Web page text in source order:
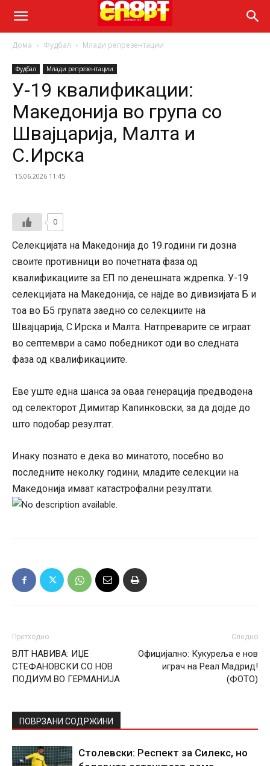
Дома Фудбал Млади репрезентации
Фудбал Млади репрезентации
У-19 квалификации:
Македонија во група со
Швајцарија, Малта и
С.Ирска
15.06.2026 11:45
0
Селекцијата на Македонија до 19.години ги дозна
своите противници во почетната фаза од
квалификациите за ЕП по денешната ждрепка. У-19
селекцијата на Македонија, се најде во дивизијата Б и
тоа во Б5 групата заедно со селекциите на
Швајцарија, С.Ирска и Малта. Натпреварите се играат
во септември а само победникот оди во следната
фаза од квалификациите.
Еве уште една шанса за оваа генерација предводена
од селекторот Димитар Капинковски, за да дојде до
што подобар резултат.
Инаку познато е дека во минатото, посебно во
последните неколку години, младите селекции на
Македонија имаат катастрофални резултати.
Претходно
ВЛТ НАВИВА: ИЏЕ
СТЕФАНОВСКИ СО НОВ
ПОДИУМ ВО ГЕРМАНИЈА
Следно
Официјално: Кукуреља е нов
играч на Реал Мадрид!
(ФОТО)
ПОВРЗАНИ СОДРЖИНИ
Столевски: Респект за Силекс, но